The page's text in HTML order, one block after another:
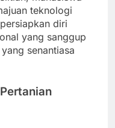
teknologi
diri
yang sanggup
senantiasa